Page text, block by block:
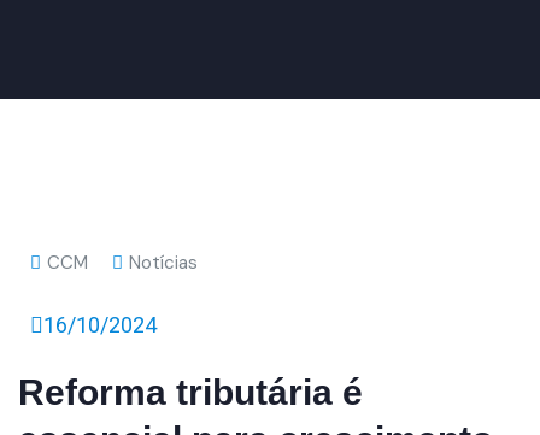
CCM Notícias
16/10/2024
Reforma tributária é